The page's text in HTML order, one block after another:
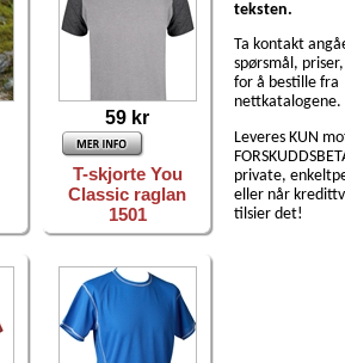
59 kr
T-skjorte You
Classic raglan
1501
teksten.
Ta kontakt
spørsmål,
for å bestille fra
nettkatalogene.
Leveres KUN
private,
eller når
tilsier det!